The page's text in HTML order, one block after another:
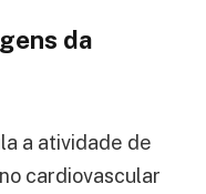
da
a atividade de
cardiovascular